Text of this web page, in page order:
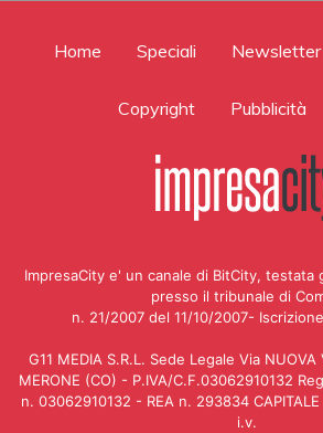
Home Speciali Newsletter
Copyright Pubblicità
ImpresaCity e' un canale di BitCity, testata
presso il tribunale di
n. 21/2007 del 11/10/2007-
G11 MEDIA S.R.L. Sede Legale Via
MERONE (CO) - P.IVA/C.F.03062910132
n. 03062910132 - REA n. 293834
i.v.